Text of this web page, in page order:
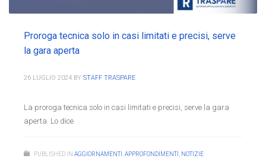
Proroga tecnica solo in casi limitati e precisi, serve
la gara aperta
26 LUGLIO 2024 BY STAFF TRASPARE
La proroga tecnica solo in casi limitati e precisi, serve la gara
aperta. Lo dice
PUBLISHED IN AGGIORNAMENTI APPROFONDIMENTI NOTIZIE